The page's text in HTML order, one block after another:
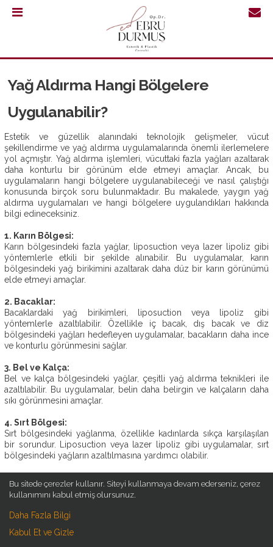
421
30
64
ANASAYFA
OP.
DR.
EBRU
DURMUŞ
AMELIYATSIZ
ESTETIK
ESTETIK
AMELIYATLAR
BLOG
İLETIŞIM
Yağ Aldırma Hangi Bölgelere
Uygulanabilir?
Estetik ve güzellik alanındaki teknolojik gelişmeler, vücut
şekillendirme ve yağ aldırma uygulamalarında önemli ilerlemelere
yol açmıştır. Yağ aldırma işlemleri, vücuttaki fazla yağları azaltarak
daha konturlu bir görünüm elde etmeyi amaçlar. Ancak, bu
uygulamaların hangi bölgelere uygulanabileceği ve nasıl çalıştığı
konusunda birçok soru bulunmaktadır. Bu makalede, yaygın yağ
aldırma uygulamaları ve hangi bölgelere uygulandıkları hakkında
bilgi edineceksiniz.
1. Karın Bölgesi:
Karın bölgesindeki fazla yağlar, liposuction veya lazer lipoliz gibi
yöntemlerle etkili bir şekilde alınabilir. Bu uygulamalar, karın
bölgesindeki yağ birikimini azaltarak daha düz bir karın görünümü
elde etmeyi amaçlar.
2. Bacaklar:
Bacaklardaki yağ birikimleri, liposuction veya lipoliz gibi
yöntemlerle azaltılabilir. Özellikle iç bacak, dış bacak ve diz
bölgesindeki yağları hedefleyen uygulamalar, bacakların daha ince
ve konturlu görünmesini sağlar.
3. Bel ve Kalça:
Bel ve kalça bölgesindeki yağlar, çeşitli yağ aldırma teknikleri ile
azaltılabilir. Bu uygulamalar, belin daha belirgin ve kalçaların daha
sıkı görünmesini amaçlar.
4.Sırt Bölgesi:
Sırt bölgesindeki yağlanma, özellikle kadınlarda sıkça karşılaşılan
bir sorundur. Liposuction veya lazer lipoliz gibi uygulamalar, sırt
bölgesindeki yağların azaltılmasına yardımcı olabilir.
Çene ve boyun bölgesindeki yağlar, genellikle genetik faktörler
veya yaşlanma ile ilişkilidir. Liposuction veya soğuk lipoliz gibi
uygulamalar, çene hattını daha belirgin hale getirebilir ve boyun
bölgesindeki sarkmaları azaltabilir.
Bu sitede çerezler kullanır. Siteyi kullanmaya devam ederseniz, çerez
kullanımını kabul etmiş olursunuz.
Daha Fazla Bilgi
Kabul Et ve Gizle